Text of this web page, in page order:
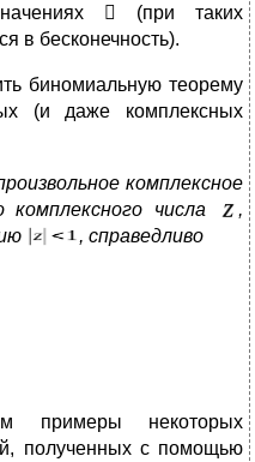

(при таких
в бесконечность).
биномиальную теорему
(и даже комплексных
комплексное
числа
,
, справедливо
примеры некоторых
полученных с помощью